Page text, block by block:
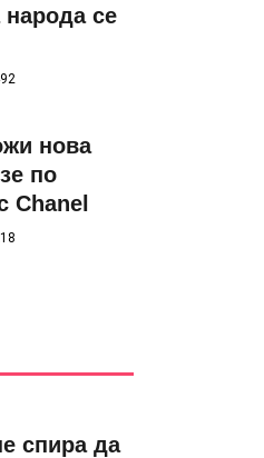
народа се
нова
по
Chanel
спира да